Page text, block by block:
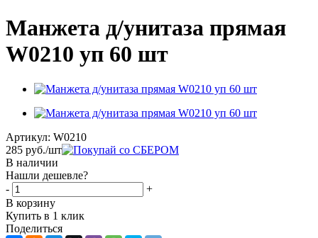
Манжета д/унитаза прямая
W0210 уп 60 шт
Артикул: W0210
285 руб./шт
В наличии
Нашли дешевле?
-
+
В корзину
Купить в 1 клик
Поделиться